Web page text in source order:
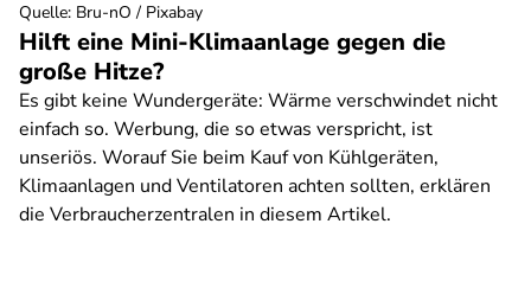
Hilft eine Mini-Klimaanlage gegen die
große Hitze?
Es gibt keine Wundergeräte: Wärme verschwindet nicht
einfach so. Werbung, die so etwas verspricht, ist
unseriös. Worauf Sie beim Kauf von Kühlgeräten,
Klimaanlagen und Ventilatoren achten sollten, erklären
die Verbraucherzentralen in diesem Artikel.
Quelle: Bru-nO / Pixabay